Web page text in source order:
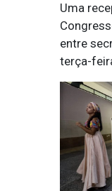
Uma
entre
terça-